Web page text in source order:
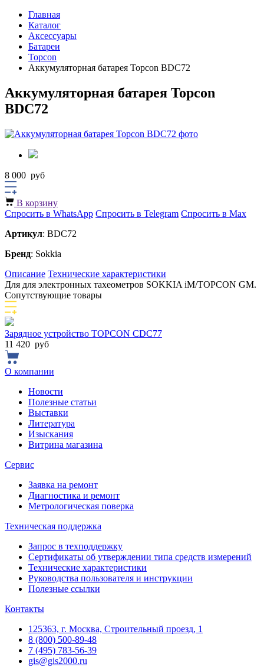
Главная
Каталог
Аксессуары
Батареи
Topcon
Аккумуляторная батарея Topcon BDC72
Аккумуляторная батарея Topcon
BDC72
8 000 руб
В корзину
Спросить в WhatsApp Спросить в Telegram Спросить в Max
Артикул: BDC72
Бренд: Sokkia
Описание Технические характеристики
Для для электронных тахеометров SOKKIA iM/TOPCON GM.
Сопутствующие товары
Зарядное устройство TOPCON CDC77
11 420 руб
О компании
Новости
Полезные статьи
Выставки
Литература
Изыскания
Витрина магазина
Сервис
Заявка на ремонт
Диагностика и ремонт
Метрологическая поверка
Техническая поддержка
Запрос в техподдержку
Сертификаты об утверждении типа средств измерений
Технические характеристики
Руководства пользователя и инструкции
Полезные ссылки
Контакты
125363, г. Москва, Строительный проезд, 1
8 (800) 500-89-48
7 (495) 783-56-39
gis@gis2000.ru